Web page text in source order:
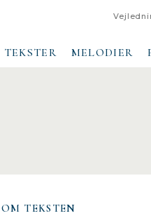
TEKSTER MELODIER
OM TEKSTEN